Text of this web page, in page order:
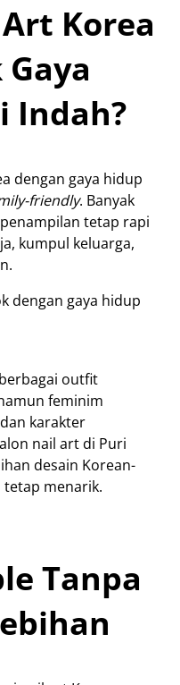
Korea
Indah?
dengan gaya hidup
friendly. Banyak
tetap rapi
kumpul keluarga,
dengan gaya hidup
outfit
feminim
karakter
nail art di Puri
desain Korean-
menarik.
Tanpa